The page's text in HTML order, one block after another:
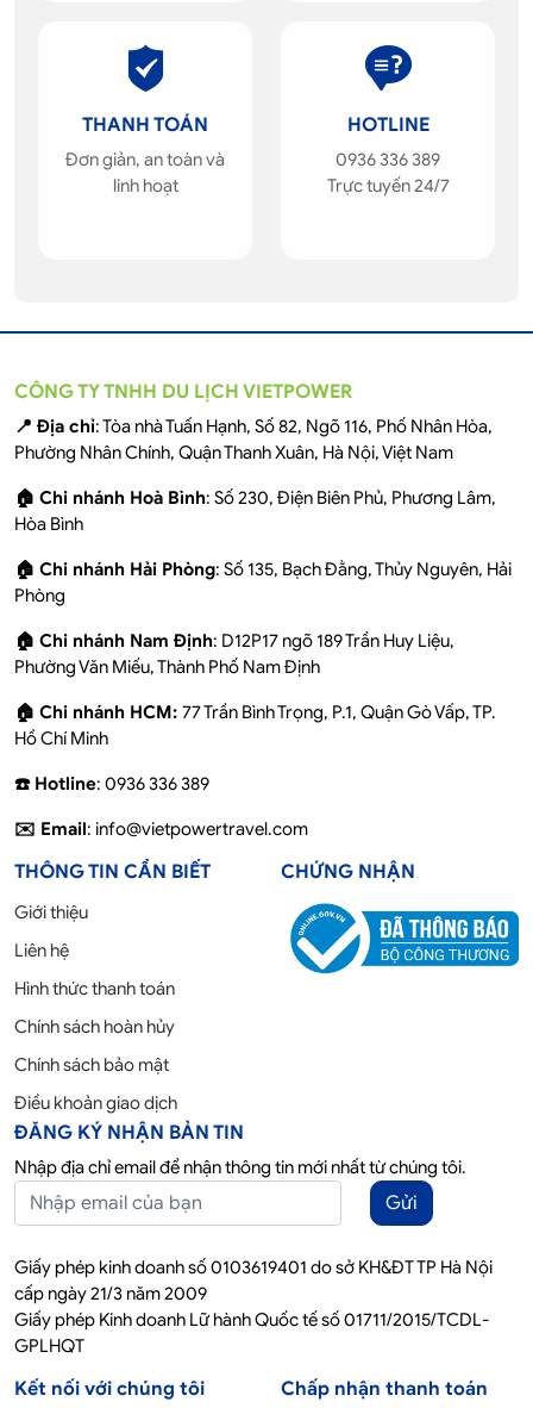
THANH TOÁN
Đơn giản, an toàn và
linh hoạt
HOTLINE
0936 336 389
Trực tuyến 24/7
CÔNG TY TNHH DU LỊCH VIETPOWER
📍 Địa chỉ: Tòa nhà Tuấn Hạnh, Số 82, Ngõ 116, Phố Nhân Hòa,
Phường Nhân Chính, Quận Thanh Xuân, Hà Nội, Việt Nam
🏠 Chi nhánh Hoà Bình: Số 230, Điện Biên Phủ, Phương Lâm,
Hòa Bình
🏠 Chi nhánh Hải Phòng: Số 135, Bạch Đằng, Thủy Nguyên, Hải
Phòng
🏠 Chi nhánh Nam Định: D12P17 ngõ 189 Trần Huy Liệu,
Phường Văn Miếu, Thành Phố Nam Định
🏠 Chi nhánh HCM: 77 Trần Bình Trọng, P.1, Quận Gò Vấp, TP.
Hồ Chí Minh
☎️ Hotline: 0936 336 389
✉️ Email: info@vietpowertravel.com
THÔNG TIN CẦN BIẾT
Giới thiệu
Liên hệ
Hình thức thanh toán
Chính sách hoàn hủy
Chính sách bảo mật
Điều khoản giao dịch
CHỨNG NHẬN
ĐĂNG KÝ NHẬN BẢN TIN
Nhập địa chỉ email để nhận thông tin mới nhất từ chúng tôi.
Gửi
Giấy phép kinh doanh số 0103619401 do sở KH&ĐT TP Hà Nội
cấp ngày 21/3 năm 2009
Giấy phép Kinh doanh Lữ hành Quốc tế số 01711/2015/TCDL-
GPLHQT
Kết nối với chúng tôi Chấp nhận thanh toán